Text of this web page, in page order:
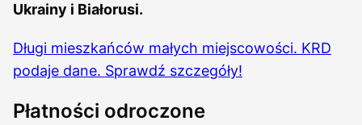
Ukrainy i Białorusi.
Długi mieszkańców małych miejscowości. KRD
podaje dane. Sprawdź szczegóły!
Płatności odroczone